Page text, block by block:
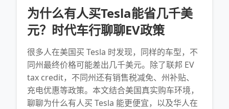
为什么有人买Tesla能省几千美
元？时代车行聊聊EV政策
很多人在美国买 Tesla 时发现，同样的车型，不
同州最终价格可能差出几千美元。除了联邦 EV
tax credit，不同州还有销售税减免、州补贴、
充电优惠等政策。本文结合美国真实购车环境，
聊聊为什么有人买 Tesla 能更便宜，以及华人在